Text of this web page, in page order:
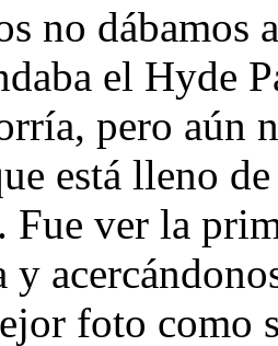
no dábamos
el Hyde
pero aún
está lleno
Fue ver la
y
foto como